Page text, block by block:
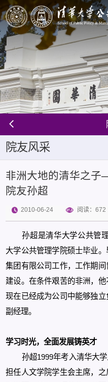
院友风采
非洲大地的清华之
院友孙超
2010-06-24 阅读： 672
孙超是清华大学公共管
大学公共管理学院硕士毕业
集团有限公司工作，工作期
建设。在条件艰苦的非洲，他
现在已经成为公司中能够独
副经理。
学习时光，全面发展铸英才
孙超1999年考入清华大
担任人文学院学生会主席，